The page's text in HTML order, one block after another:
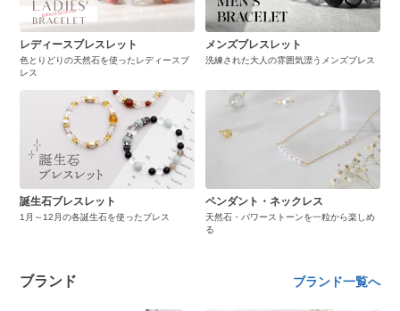
レディースブレスレット
色とりどりの天然石を使ったレディースブ
レス
メンズブレスレット
洗練された大人の雰囲気漂うメンズブレス
誕生石ブレスレット
1月～12月の各誕生石を使ったブレス
ペンダント・ネックレス
天然石・パワーストーンを一粒から楽しめ
る
ブランド ブランド一覧へ